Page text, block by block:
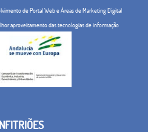
de Portal Web e Áreas de Marketing Digital
aproveitamento das tecnologias de informação